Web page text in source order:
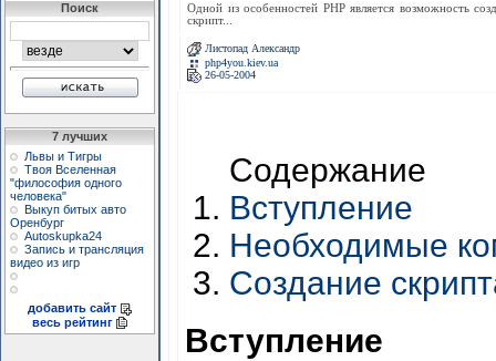
Поиск
7 лучших
Львы и Тигры
Твоя Вселенная
"философия одного
человека"
Выкуп битых авто
Оренбург
Autoskupka24
Запись и трансляция
видео из игр
добавить сайт
весь рейтинг
Одной из особенностей PHP является возможность
скрипт...
Листопад Александр
php4you.kiev.ua
26-05-2004
Содержание
Вступление
Необходимые
Создание
Вступление